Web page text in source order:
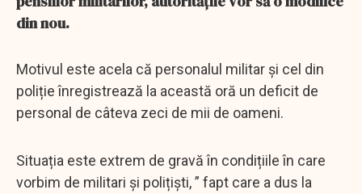
din nou.
Motivul este acela că personalul militar și cel din
poliție înregistrează la această oră un deficit de
personal de câteva zeci de mii de oameni.
Situația este extrem de gravă în condițiile în care
vorbim de militari și polițiști, ” fapt care a dus la